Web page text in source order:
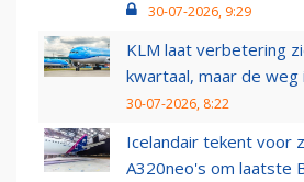
30-07-2026, 9:29
KLM laat verbetering
kwartaal, maar de weg
30-07-2026, 8:22
Icelandair tekent voor
A320neo's om laatste